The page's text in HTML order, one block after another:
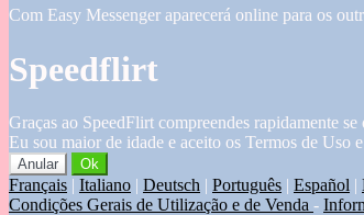
Com Easy Messenger aparecerá online para os
Speedflirt
Graças ao SpeedFlirt compreendes rapidamente
Eu sou maior de idade e aceito os Termos de Uso
Anular Ok
Français | Italiano | Deutsch | Português | Español |
Condições Gerais de Utilização e de Venda -